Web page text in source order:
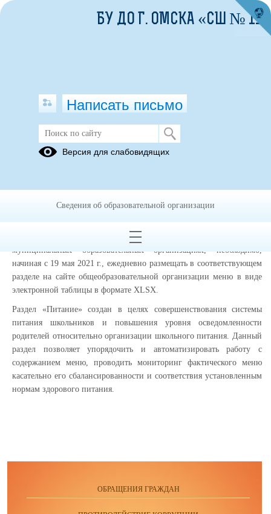
Питание
автоматического мониторинга и анализа ежедневного меню
горячего питания обучающихся по образовательным программам
начального общего образования в государственных и
муниципальных образовательных организациях, необходимо,
начиная с 19 мая 2021 г., ежедневно размещать в соответствующем
разделе на сайте общеобразовательной организации меню в виде
электронной таблицы в формате XLSX.
Раздел «Питание» создан в целях совершенствования системы
питания школьников и повышения уровня осведомленности
родителей относительно организации школьного питания. Данный
раздел позволяет упорядочить и автоматизировать работу с
содержанием меню, проводить мониторинг фактического меню
касательно его сбалансированности и соответствия установленным
нормам здорового питания.
ОБРАЩЕНИЯ ГРАЖДАН
БУ ДО Г. ОМСКА «СШ № 11»
Написать письмо
Версия для слабовидящих
Сведения об образовательной организации